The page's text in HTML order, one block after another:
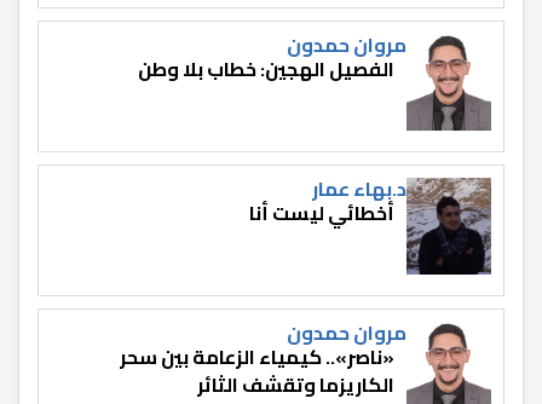
مروان حمدون
الفصيل الهجين: خطاب بلا وطن
د.بهاء عمار
أخطائي ليست أنا
مروان حمدون
«ناصر».. كيمياء الزعامة بين سحر
الكاريزما وتقشف الثائر